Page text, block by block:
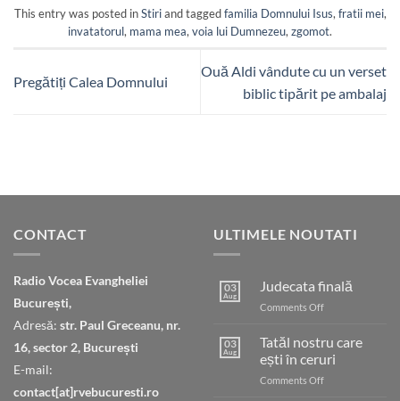
This entry was posted inStiriand taggedfamilia Domnului Isus, fratii mei,
invatatorul, mama mea, voia lui Dumnezeu, zgomot.
Pregătiți Calea Domnului
Ouă Aldi vândute cu un verset
biblic tipărit pe ambalaj
CONTACT
Radio Vocea Evangheliei
București,
Adresă: str. Paul Greceanu, nr.
16, sector 2, București
E-mail:
contact[at]rvebucuresti.ro
ULTIMELE NOUTATI
03
Aug
Judecata finală
Comments Offon
03
Aug
Tatăl nostru care
ești în ceruri
Comments Offon